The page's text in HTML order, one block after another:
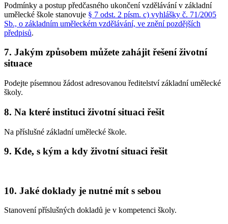
Podmínky a postup předčasného ukončení vzdělávání v základní
umělecké škole stanovuje § 7 odst. 2 písm. c) vyhlášky č. 71/2005
Sb., o základním uměleckém vzdělávání, ve znění pozdějších
předpisů.
7. Jakým způsobem můžete zahájit řešení životní
situace
Podejte písemnou žádost adresovanou ředitelství základní umělecké
školy.
8. Na které instituci životní situaci řešit
Na příslušné základní umělecké škole.
9. Kde, s kým a kdy životní situaci řešit
10. Jaké doklady je nutné mít s sebou
Stanovení příslušných dokladů je v kompetenci školy.